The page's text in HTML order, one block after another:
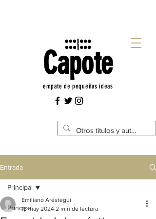
Capote
empate de pequeñas ideas
Entrada
Principal
Principal
Emiliano Aréstegui
13 may 2024 2 min de lectura